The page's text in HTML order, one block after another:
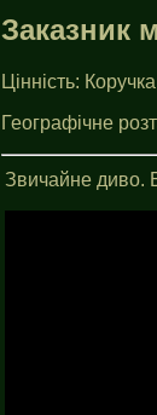
Заказник
Цiннiсть:
Географiчне
Звичайне диво.